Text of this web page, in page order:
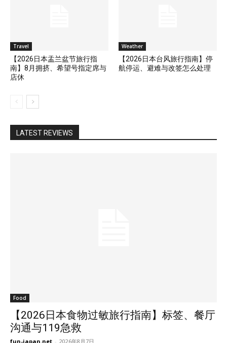
Travel
【2026日本盂兰盆节旅行指
南】8月拥挤、希望号指定席与
店休
Weather
【2026日本台风旅行指南】停
航停运、避难与改签怎么处理
LATEST REVIEWS
Food
【2026日本食物过敏旅行指南】标签、餐厅
沟通与119急救
fun-japan.net - 2026年8月7日